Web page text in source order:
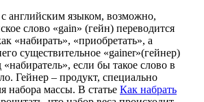
английским языком, возможно,
слово «gain» (гейн) переводится
«набирать», «приобретать», а
существительное «gainer»(гейнер)
если бы такое слово в
Гейнер – продукт, специально
набора массы. В статье Как набрать